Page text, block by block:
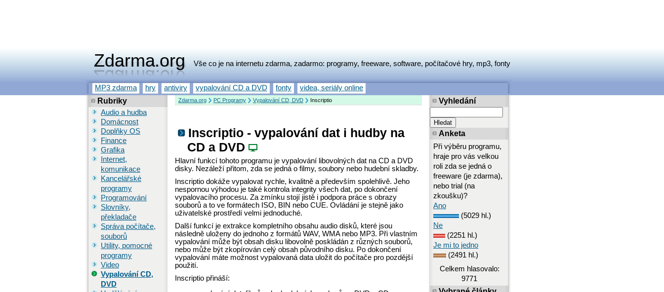
Zdarma.org Vše co je na internetu zdarma, zadarmo: programy, freeware, software, počítačové hry, mp3, fonty
MP3 zdarma hry antiviry vypalování CD a DVD fonty videa, seriály online
Zdarma.org PC Programy Vypalování CD, DVD Inscriptio
Inscriptio - vypalování dat i hudby na
CD a DVD
Hlavní funkcí tohoto programu je vypalování libovolných dat na CD a DVD
disky. Nezáleží přitom, zda se jedná o filmy, soubory nebo hudební skladby.
Inscriptio dokáže vypalovat rychle, kvalitně a především spolehlivě. Jeho
nespornou výhodou je také kontrola integrity všech dat, po dokončení
vypalovacího procesu. Za zmínku stojí jistě i podpora práce s obrazy
souborů a to ve formátech ISO, BIN nebo CUE. Ovládání je stejně jako
uživatelské prostředí velmi jednoduché.
Další funkcí je extrakce kompletního obsahu audio disků, které jsou
následně uloženy do jednoho z formátů WAV, WMA nebo MP3. Při vlastním
vypalování může být obsah disku libovolně poskládán z různých souborů,
nebo může být zkopírován celý obsah původního disku. Po dokončení
vypalování máte možnost vypalovaná data uložit do počítače pro pozdější
použití.
Inscriptio přináší:
Rubriky
Audio a hudba
Domácnost
Doplňky OS
Finance
Grafika
Internet,
komunikace
Kancelářské
programy
Programování
Slovníky,
překladače
Správa počítače,
souborů
Utility, pomocné
programy
Video
Vypalování CD,
DVD
Vyhledání
Anketa
Při výběru programu,
hraje pro vás velkou
roli zda se jedná o
freeware (je zdarma),
nebo trial (na
zkoušku)?
Ano
(5029 hl.)
Ne
(2251 hl.)
Je mi to jedno
(2491 hl.)
Celkem hlasovalo:
9771